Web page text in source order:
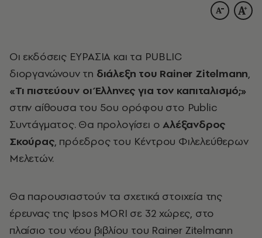
Οι εκδόσεις ΕΥΡΑΣΙΑ και τα PUBLIC
διοργανώνουν τη διάλεξη του Rainer Zitelmann,
«Τι πιστεύουν οι Έλληνες για τον καπιταλισμό;»
στην αίθουσα του 5ου ορόφου στο Public
Συντάγματος. Θα προλογίσει οΑλέξανδρος
Σκούρας, πρόεδρος του Κέντρου Φιλελεύθερων
Μελετών.
Θα παρουσιαστούν τα σχετικά στοιχεία της
έρευνας της Ipsos MORI σε 32 χώρες, στο
πλαίσιο του νέου βιβλίου του Rainer Zitelmann